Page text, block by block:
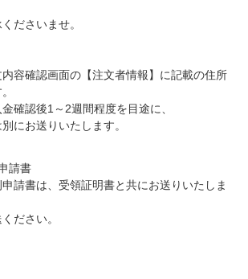
ださいませ。
内容確認画面の【注文者情報】に記載の住所
確認後1～2週間程度を目途に、
にお送りいたします。
請書
申請書は、受領証明書と共にお送りいたしま
ださい。